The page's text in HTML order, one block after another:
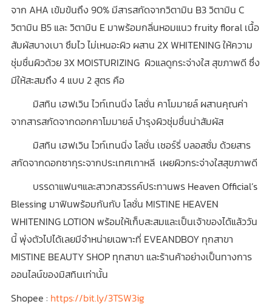
จาก AHA เข้มข้นถึง 90% มีสารสกัดจากวิตามิน B3 วิตามิน C
วิตามิน B5 และ วิตามิน E มาพร้อมกลิ่นหอมแนว fruity floral เนื้อ
สัมผัสบางเบา ซึมไว ไม่เหนอะผิว ผสาน 2X WHITENING ให้ความ
ชุ่มชื่นผิวด้วย 3X MOISTURIZING ผิวแลดูกระจ่างใส สุขภาพดี ซึ่ง
มีให้สะสมถึง 4 แบบ 2 สูตร คือ
มิสทิน เฮฟเวิน ไวท์เทนนิ่ง โลชั่น คาโมมายล์ ผสานคุณค่า
จากสารสกัดจากดอกคาโมมายล์ บำรุงผิวชุ่มชื่นน่าสัมผัส
มิสทิน เฮฟเวิน ไวท์เทนนิ่ง โลชั่น เชอร์รี่ บลอสซั่ม ด้วยสาร
สกัดจากดอกซากุระจากประเทศเกาหลี เผยผิวกระจ่างใสสุขภาพดี
บรรดาแฟนๆและสาวกสวรรค์ประทานพร Heaven Official’s
Blessing มาฟินพร้อมกันกับ โลชั่น MISTINE HEAVEN
WHITENING LOTION พร้อมให้เก็บสะสมและเป็นเจ้าของได้แล้ววัน
นี้ พุ่งตัวไปได้เลยมีจำหน่ายเฉพาะที่ EVEANDBOY ทุกสาขา
MISTINE BEAUTY SHOP ทุกสาขา และร้านค้าอย่างเป็นทางการ
ออนไลน์ของมิสทินเท่านั้น
Shopee : https://bit.ly/3TSW3ig